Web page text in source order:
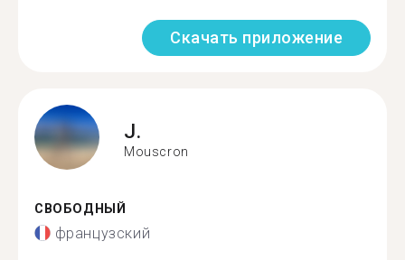
Скачать приложение
J.
Mouscron
СВОБОДНЫЙ
французский